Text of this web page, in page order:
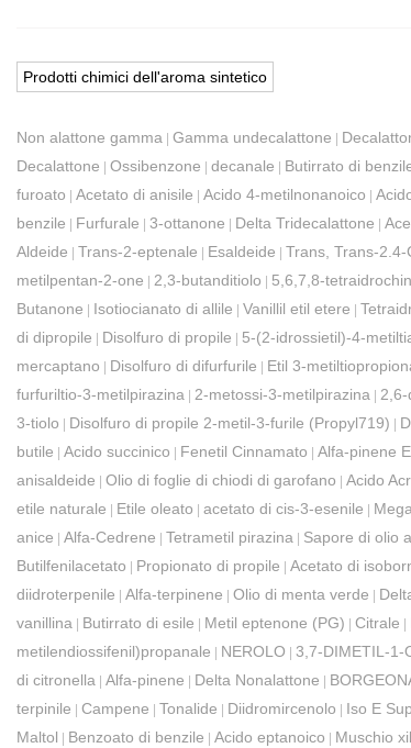
Prodotti chimici dell'aroma sintetico
Non alattone gamma | Gamma undecalattone |
Decalattone | Ossibenzone | decanale | Butirrato di
furoato | Acetato di anisile | Acido 4-metilnonanoico |
benzile | Furfurale | 3-ottanone | Delta Tridecalattone |
Aldeide | Trans-2-eptenale | Esaldeide | Trans, Trans-2.4-
metilpentan-2-one | 2,3-butanditiolo | 5,6,7,8-
Butanone | Isotiocianato di allile | Vanillil etil etere |
di dipropile | Disolfuro di propile | 5-(2-idrossietil)-4-
mercaptano | Disolfuro di difurfurile | Etil 3-
furfuriltio-3-metilpirazina | 2-metossi-3-metilpirazina |
3-tiolo | Disolfuro di propile 2-metil-3-furile (Propyl719) |
butile | Acido succinico | Fenetil Cinnamato | Alfa-pinene
anisaldeide | Olio di foglie di chiodi di garofano | Acido
etile naturale | Etile oleato | acetato di cis-3-esenile |
anice | Alfa-Cedrene | Tetrametil pirazina | Sapore di olio
Butilfenilacetato | Propionato di propile | Acetato di
diidroterpenile | Alfa-terpinene | Olio di menta verde |
vanillina | Butirrato di esile | Metil eptenone (PG) | Citrale |
metilendiossifenil)propanale | NEROLO | 3,7-DIMETIL-1-
di citronella | Alfa-pinene | Delta Nonalattone |
terpinile | Campene | Tonalide | Diidromircenolo | Iso E
Maltol | Benzoato di benzile | Acido eptanoico | Muschio